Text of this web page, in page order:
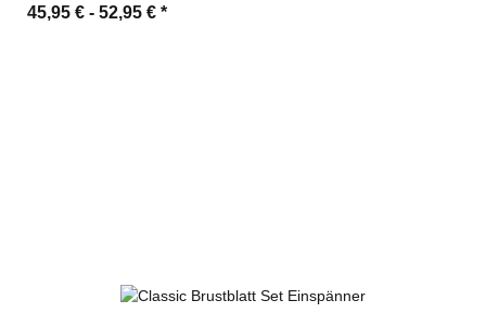
45,95 € - 52,95 € *